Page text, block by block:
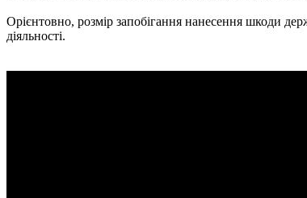
Орієнтовно, розмір запобігання нанесення шкоди
діяльності.